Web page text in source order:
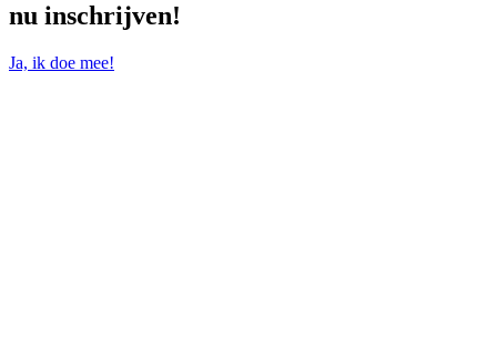
nu inschrijven!
Ja, ik doe mee!